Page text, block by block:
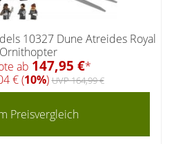
10327 Dune Atreides Royal
Ornithopter
ab 147,95 €*
€ (10%)UVP 164,99 €
Preisvergleich